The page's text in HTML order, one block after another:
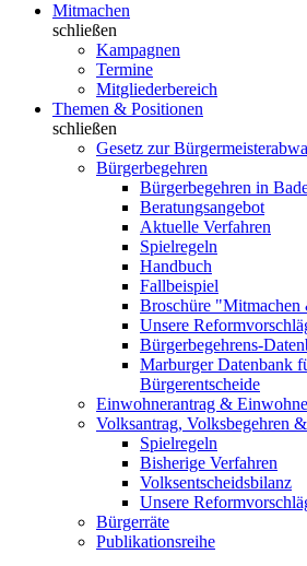
Mitmachen
schließen
Kampagnen
Termine
Mitgliederbereich
Themen & Positionen
schließen
Gesetz zur
Bürgerbegehren
Bürgerbegehren in
Beratungsangebot
Aktuelle Verfahren
Spielregeln
Handbuch
Fallbeispiel
Broschüre "Mitmachen
Unsere
Bürgerbegehrens-
Marburger Datenbank
Bürgerentscheide
Einwohnerantrag &
Volksantrag, Volksbegehren
Spielregeln
Bisherige Verfahren
Volksentscheidsbilanz
Unsere
Bürgerräte
Publikationsreihe